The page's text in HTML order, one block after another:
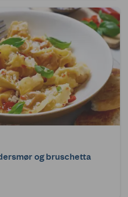
og bruschetta